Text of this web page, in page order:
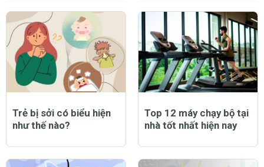
Trẻ bị sởi có biểu hiện
như thế nào?
Top 12 máy chạy bộ tại
nhà tốt nhất hiện nay